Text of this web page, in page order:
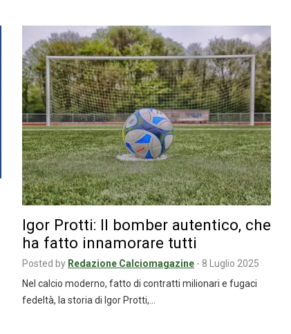
Igor Protti: Il bomber autentico, che
ha fatto innamorare tutti
Posted by Redazione Calciomagazine - 8 Luglio 2025
Nel calcio moderno, fatto di contratti milionari e fugaci
fedeltà, la storia di Igor Protti,…